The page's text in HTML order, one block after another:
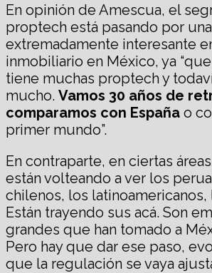
En opinión de Amescua, el
proptech está pasando por
extremadamente interesante
inmobiliario en México, ya
tiene muchas proptech y
mucho. Vamos 30 años de
comparamos con España o
primer mundo”.
En contraparte, en ciertas
están volteando a ver los
chilenos, los latinoamericanos,
Están trayendo sus acá. Son
grandes que han tomado a
Pero hay que dar ese paso,
que la regulación se vaya